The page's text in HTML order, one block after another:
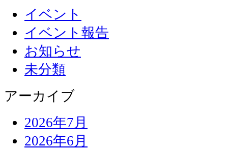
イベント
イベント報告
お知らせ
未分類
アーカイブ
2026年7月
2026年6月